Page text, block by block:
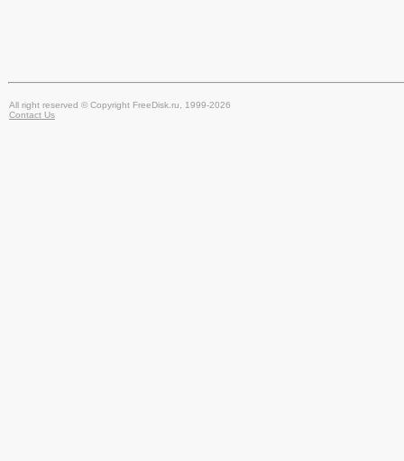
All right reserved © Copyright FreeDisk.ru, 1999-2026
Contact Us